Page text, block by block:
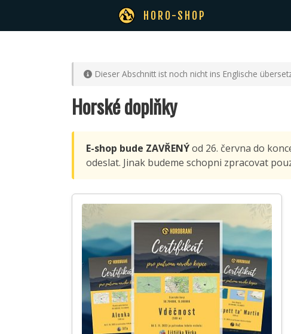
HORO-SHOP
Dieser Abschnitt ist noch nicht ins Englische
Horské doplňky
E-shop bude ZAVŘENÝod 26. června do
odeslat. Jinak budeme schopni zpracovat